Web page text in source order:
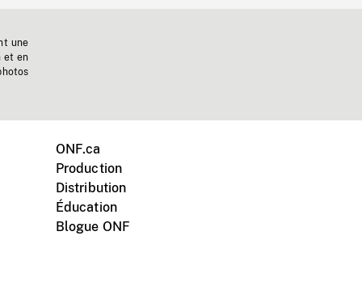
une
et en
ONF.ca
Production
Distribution
Éducation
Blogue ONF